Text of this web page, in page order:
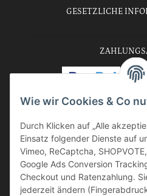
Wie wir Cookies & Co
Durch Klicken auf „Alle
Einsatz folgender Dienste auf
Vimeo, ReCaptcha,
Google Ads Conversion
Checkout und Ratenzahlung.
jederzeit ändern
GESETZLICHE